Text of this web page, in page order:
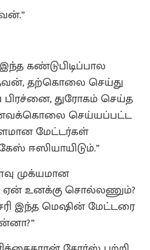
கண்டுபிடிப்பால
தற்கொலை செய்து
துரோகம் செய்த
செய்யப்பட்ட
மேட்டர்கள்
ஈஸியாயிடும்.”
முக்யமான
ஏன் உனக்கு சொல்லணும்?
இந்த மெஷின் மேட்டரை